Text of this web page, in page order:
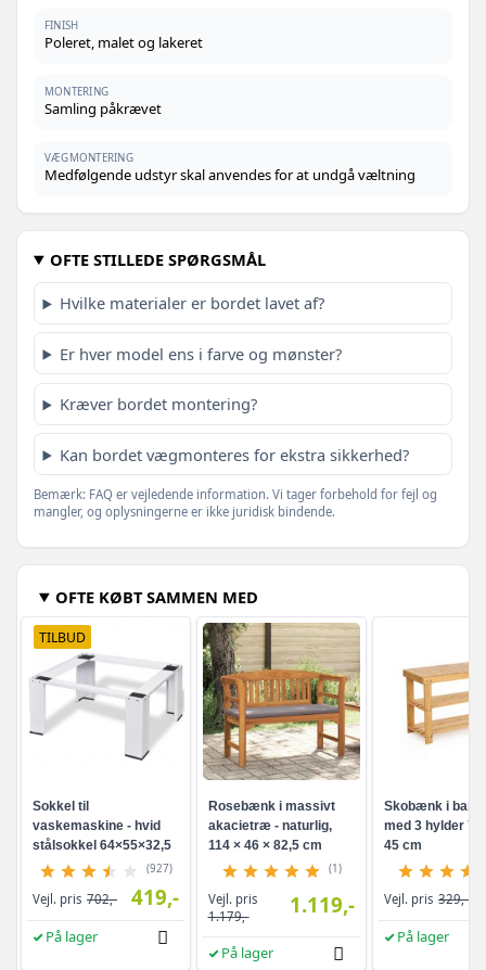
FINISH
Poleret, malet og lakeret
MONTERING
Samling påkrævet
VÆGMONTERING
Medfølgende udstyr skal anvendes for at undgå væltning
OFTE STILLEDE SPØRGSMÅL
Hvilke materialer er bordet lavet af?
Er hver model ens i farve og mønster?
Kræver bordet montering?
Kan bordet vægmonteres for ekstra sikkerhed?
Bemærk: FAQ er vejledende information. Vi tager forbehold for fejl og
mangler, og oplysningerne er ikke juridisk bindende.
OFTE KØBT SAMMEN MED
TILBUD
Sokkel til
vaskemaskine - hvid
stålsokkel 64×55×32,5
cm
(927)
Vejl. pris 702,- 419,-
På lager
Rosebænk i massivt
akacietræ - naturlig,
114 × 46 × 82,5 cm
(1)
Vejl. pris
1.179,-
1.119,-
På lager
Skobænk i
med 3 hylder 70
45 cm
Vejl. pris 329,-
På lager